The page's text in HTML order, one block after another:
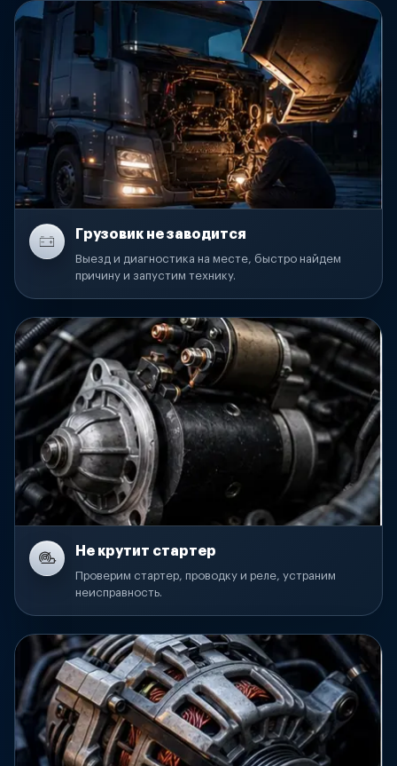
Грузовик не заводится
Выезд и диагностика на месте, быстро найдем
причину и запустим технику.
Не крутит стартер
Проверим стартер, проводку и реле, устраним
неисправность.